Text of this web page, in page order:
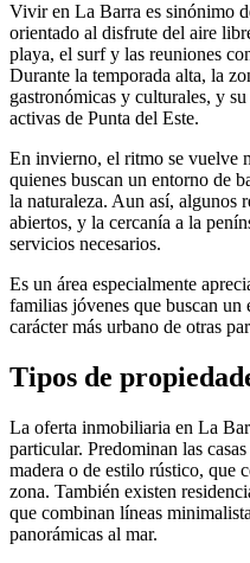
Vivir en La Barra es sinónimo
orientado al disfrute del aire
playa, el surf y las reuniones
Durante la temporada alta, la
gastronómicas y culturales, y
activas de Punta del Este.
En invierno, el ritmo se vuelve
quienes buscan un entorno de
la naturaleza. Aun así, algunos
abiertos, y la cercanía a la
servicios necesarios.
Es un área especialmente
familias jóvenes que buscan
carácter más urbano de otras
Tipos de
La oferta inmobiliaria en La
particular. Predominan las
madera o de estilo rústico, que
zona. También existen
que combinan líneas
panorámicas al mar.